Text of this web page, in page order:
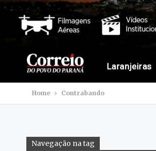
Laranjeiras
Home Contrabando
Navegação na tag